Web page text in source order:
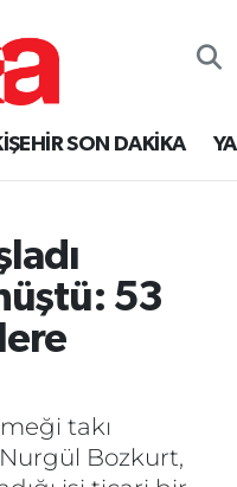
SON DAKİKA
53
takı
Bozkurt,